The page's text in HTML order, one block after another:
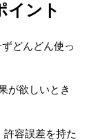
イント
どんどん使っ
が欲しいとき
許容誤差を持た